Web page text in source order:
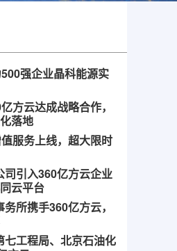
强企业晶科能源实
方云达成战略合作，
落地
服务上线，超大限时
司引入360亿方云企业
云平台
所携手360亿方云，
七工程局、北京石油化